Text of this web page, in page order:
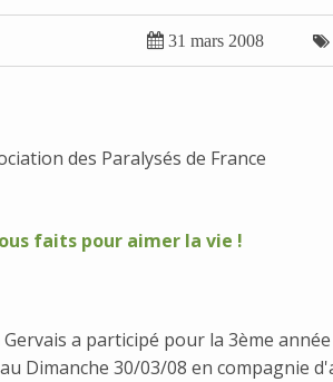
 31 mars 2008 
a participé pour la 3ème
Dimanche 30/03/08 en compagnie